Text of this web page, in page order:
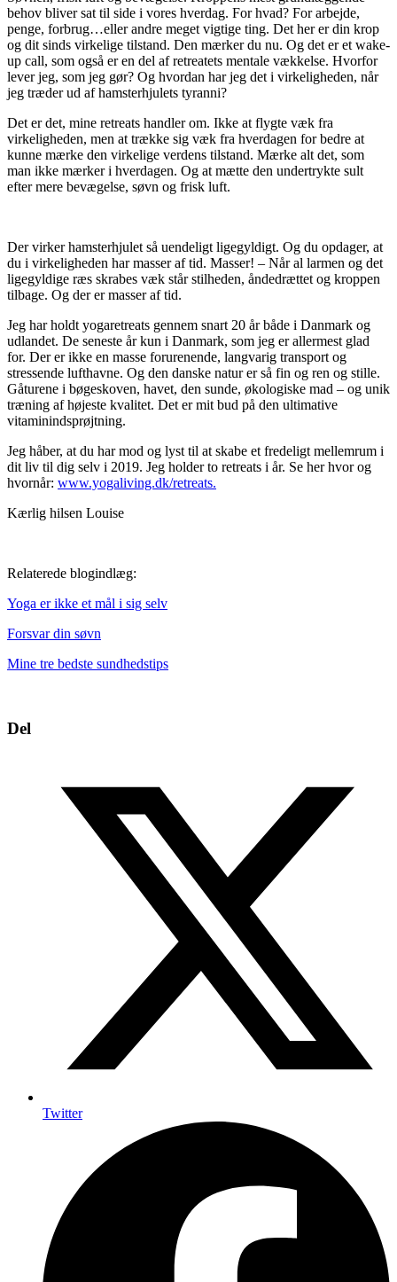
behov bliver sat til side i vores hverdag. For hvad? For arbejde,
penge, forbrug…eller andre meget vigtige ting. Det her er din krop
og dit sinds virkelige tilstand. Den mærker du nu. Og det er et wake-
up call, som også er en del af retreatets mentale vækkelse. Hvorfor
lever jeg, som jeg gør? Og hvordan har jeg det i virkeligheden, når
jeg træder ud af hamsterhjulets tyranni?
Det er det, mine retreats handler om. Ikke at flygte væk fra
virkeligheden, men at trække sig væk fra hverdagen for bedre at
kunne mærke den virkelige verdens tilstand. Mærke alt det, som
man ikke mærker i hverdagen. Og at mætte den undertrykte sult
efter mere bevægelse, søvn og frisk luft.
Der virker hamsterhjulet så uendeligt ligegyldigt. Og du opdager, at
du i virkeligheden har masser af tid. Masser! – Når al larmen og det
ligegyldige ræs skrabes væk står stilheden, åndedrættet og kroppen
tilbage. Og der er masser af tid.
Jeg har holdt yogaretreats gennem snart 20 år både i Danmark og
udlandet. De seneste år kun i Danmark, som jeg er allermest glad
for. Der er ikke en masse forurenende, langvarig transport og
stressende lufthavne. Og den danske natur er så fin og ren og stille.
Gåturene i bøgeskoven, havet, den sunde, økologiske mad – og unik
træning af højeste kvalitet. Det er mit bud på den ultimative
vitaminindsprøjtning.
Jeg håber, at du har mod og lyst til at skabe et fredeligt mellemrum i
dit liv til dig selv i 2019. Jeg holder to retreats i år. Se her hvor og
hvornår: www.yogaliving.dk/retreats.
Kærlig hilsen Louise
Relaterede blogindlæg:
Yoga er ikke et mål i sig selv
Forsvar din søvn
Mine tre bedste sundhedstips
Del
Twitter